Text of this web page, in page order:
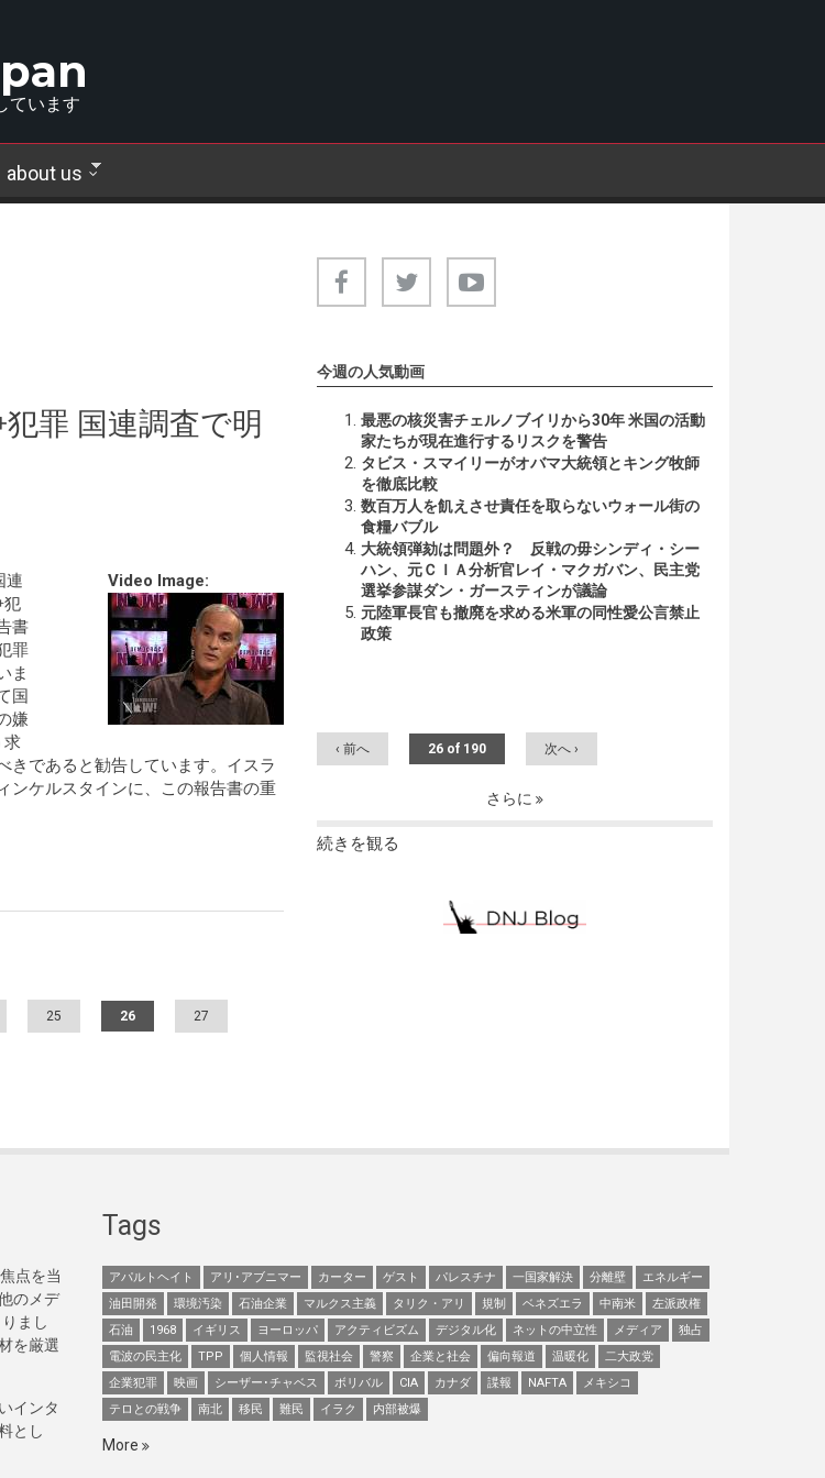
ています
about us
罪 国連調査で明
Video Image:
連
犯
書
罪
ま
国
嫌
求
きであると勧告しています。イスラ
ンケルスタインに、この報告書の重
25 26 27
今週の人気動画
最悪の核災害チェルノブイリから30年 米国の活動
家たちが現在進行するリスクを警告
タビス・スマイリーがオバマ大統領とキング牧師
を徹底比較
数百万人を飢えさせ責任を取らないウォール街の
食糧バブル
大統領弾劾は問題外？ 反戦の毋シンディ・シー
ハン、元ＣＩＡ分析官レイ・マクガバン、民主党
選挙参謀ダン・ガースティンが議論
元陸軍長官も撤廃を求める米軍の同性愛公言禁止
政策
‹ 前へ 26 of 190 次へ ›
さらに
続きを観る
点を当
のメデ
まし
を厳選
インタ
とし
Tags
アパルトヘイト アリ･アブニマー カーター ゲスト パレスチナ 一国家解決 分離壁
エネルギー
油田開発
環境汚染 石油企業 マルクス主義 タリク・アリ 規制 ベネズエラ 中南米
左派政権
石油
1968 イギリス ヨーロッパ アクティビズム デジタル化 ネットの中立性 メディア
独占
電波の民主化
TPP 個人情報 監視社会 警察 企業と社会 偏向報道 温暖化
二大政党
企業犯罪
映画 シーザー･チャベス ボリバル CIA カナダ 諜報 NAFTA
メキシコ
テロとの戦争
南北 移民 難民 イラク 内部被爆
More